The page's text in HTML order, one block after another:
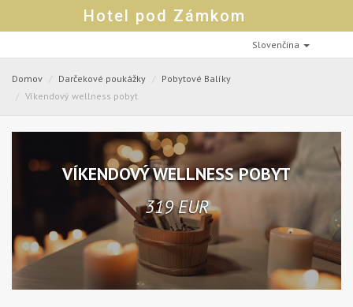
Hotel pod Zámkom
Slovenčina
Domov Darčekové poukážky
Pobytové Balíky
Víkendový wellness pobyt
VÍKENDOVÝ WELLNESS POBYT
319 EUR